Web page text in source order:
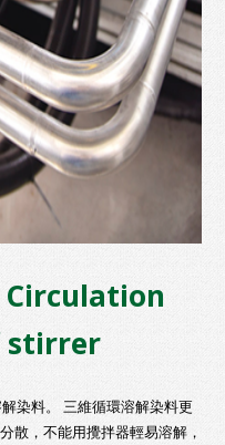
Circulation
stirrer
染料。 三維循環溶解染料更
散，不能用攪拌器輕易溶解，